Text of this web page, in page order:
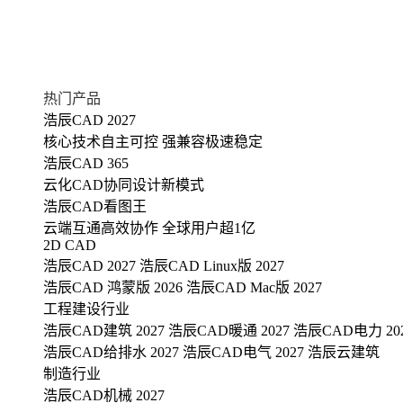
热门产品
浩辰CAD 2027
核心技术自主可控 强兼容极速稳定
浩辰CAD 365
云化CAD协同设计新模式
浩辰CAD看图王
云端互通高效协作 全球用户超1亿
2D CAD
浩辰CAD 2027 浩辰CAD Linux版 2027
浩辰CAD 鸿蒙版 2026 浩辰CAD Mac版 2027
工程建设行业
浩辰CAD建筑 2027 浩辰CAD暖通 2027 浩辰CAD电力
浩辰CAD给排水 2027 浩辰CAD电气 2027 浩辰云建筑
制造行业
浩辰CAD机械 2027